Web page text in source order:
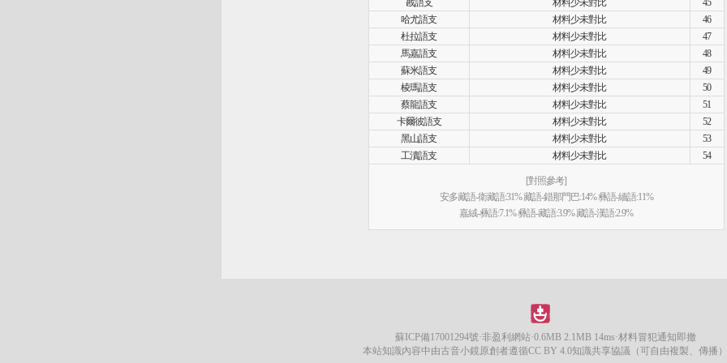
戡語支 材料少未對比
45
哈尤語支
材料少未對比
46
杜拉語支
材料少未對比
47
馬嘉語支
材料少未對比
48
蘇米語支
材料少未對比
49
棱瑪語支
材料少未對比
50
蔡龍語支
材料少未對比
51
卡爾彼語支
材料少未對比
52
黑山語支
材料少未對比
53
工瀆語支
材料少未對比 54
[對照參考]
安多藏語-衛藏語:31% 藏語-錯那門巴:14% 彝語-緬語:11%
嘉絨-彝語:7.1% 彝語-藏語:3.9% 藏語-漢語:2.9%
蘇ICP備17001294號·非盈利網站·0.6MB 2.1MB 14ms·材料冒犯通知即撤
本站知識內容中由古音小鏡原創者遵循CC BY 4.0知識共享協議（可自由複製、傳播）